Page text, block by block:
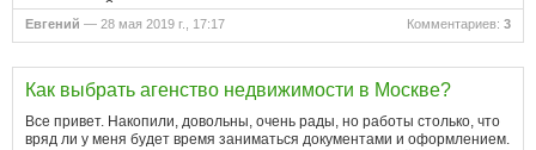
подскажите?
Евгений — 28 мая 2019 г., 17:17 Комментариев: 3
Как выбрать агенство недвижимости в Москве?
Все привет. Накопили, довольны, очень рады, но работы столько, что
вряд ли у меня будет время заниматься документами и оформлением.